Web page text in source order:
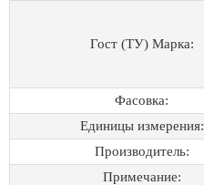
Гост (ТУ) Марка:
Фасовка:
Единицы измерения:
Производитель:
Примечание: